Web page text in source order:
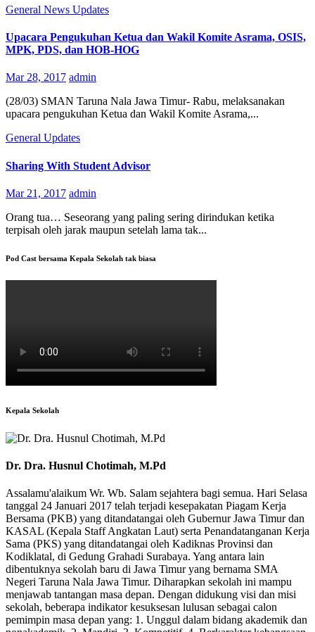
General News Updates
Upacara Pengukuhan Ketua dan Wakil Komite Asrama, OSIS,
MPK, PDS, dan HOB-HOG
Mar 28, 2017 admin
(28/03) SMAN Taruna Nala Jawa Timur- Rabu, melaksanakan
upacara pengukuhan Ketua dan Wakil Komite Asrama,...
General Updates
Sharing With Student Advisor
Mar 21, 2017 admin
Orang tua… Seseorang yang paling sering dirindukan ketika
terpisah oleh jarak maupun setelah lama tak...
Pod Cast bersama Kepala Sekolah tak biasa
Kepala Sekolah
Dr. Dra. Husnul Chotimah, M.Pd
Assalamu'alaikum Wr. Wb. Salam sejahtera bagi semua. Hari Selasa
tanggal 24 Januari 2017 telah terjadi kesepakatan Piagam Kerja
Bersama (PKB) yang ditandatangai oleh Gubernur Jawa Timur dan
KASAL (Kepala Staff Angkatan Laut) serta Penandatanganan Kerja
Sama (PKS) yang ditandatangai oleh Kadiknas Provinsi dan
Kodiklatal, di Gedung Grahadi Surabaya. Yang antara lain
dibentuknya sekolah baru di Jawa Timur yang bernama SMA
Negeri Taruna Nala Jawa Timur. Diharapkan sekolah ini mampu
menjawab tantangan masa depan. Dengan didukung visi dan misi
sekolah, beberapa indikator kesuksesan lulusan sebagai calon
pemimpin masa depan yang: 1. Unggul dalam bidang akademik dan